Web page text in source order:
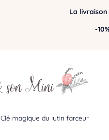
La livraison
-
Clé magique du lutin farceur